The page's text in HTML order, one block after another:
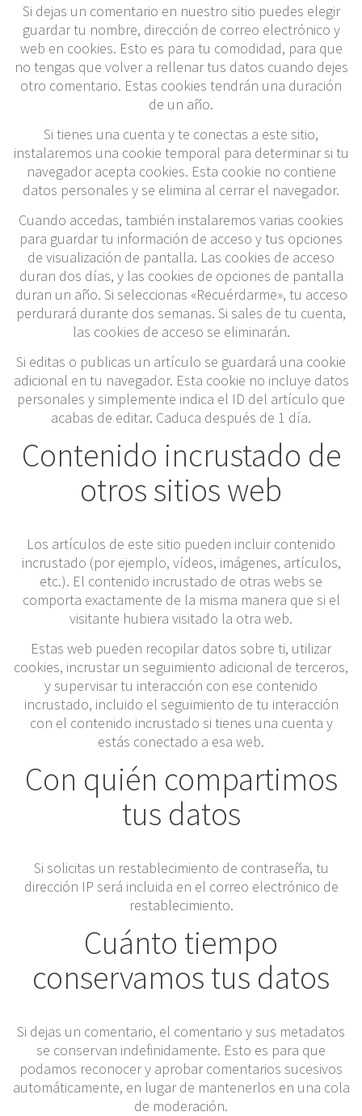
Si dejas un comentario en nuestro sitio puedes elegir
guardar tu nombre, dirección de correo electrónico y
web en cookies. Esto es para tu comodidad, para que
no tengas que volver a rellenar tus datos cuando dejes
otro comentario. Estas cookies tendrán una duración
de un año.
Si tienes una cuenta y te conectas a este sitio,
instalaremos una cookie temporal para determinar si tu
navegador acepta cookies. Esta cookie no contiene
datos personales y se elimina al cerrar el navegador.
Cuando accedas, también instalaremos varias cookies
para guardar tu información de acceso y tus opciones
de visualización de pantalla. Las cookies de acceso
duran dos días, y las cookies de opciones de pantalla
duran un año. Si seleccionas «Recuérdarme», tu acceso
perdurará durante dos semanas. Si sales de tu cuenta,
las cookies de acceso se eliminarán.
Si editas o publicas un artículo se guardará una cookie
adicional en tu navegador. Esta cookie no incluye datos
personales y simplemente indica el ID del artículo que
acabas de editar. Caduca después de 1 día.
Contenido incrustado de
otros sitios web
Los artículos de este sitio pueden incluir contenido
incrustado (por ejemplo, vídeos, imágenes, artículos,
etc.). El contenido incrustado de otras webs se
comporta exactamente de la misma manera que si el
visitante hubiera visitado la otra web.
Estas web pueden recopilar datos sobre ti, utilizar
cookies, incrustar un seguimiento adicional de terceros,
y supervisar tu interacción con ese contenido
incrustado, incluido el seguimiento de tu interacción
con el contenido incrustado si tienes una cuenta y
estás conectado a esa web.
Con quién compartimos
tus datos
Si solicitas un restablecimiento de contraseña, tu
dirección IP será incluida en el correo electrónico de
restablecimiento.
Cuánto tiempo
conservamos tus datos
Si dejas un comentario, el comentario y sus metadatos
se conservan indefinidamente. Esto es para que
podamos reconocer y aprobar comentarios sucesivos
automáticamente, en lugar de mantenerlos en una cola
de moderación.